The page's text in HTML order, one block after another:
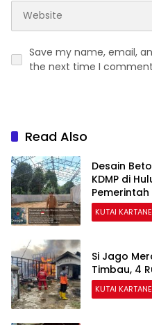
Save my name, email,
the next time I
Read Also
Desain
KDMP di
KUTAI
Si Jago
Timbau, 4
KUTAI